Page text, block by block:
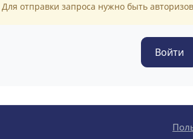
Для отправки запроса нужно быть